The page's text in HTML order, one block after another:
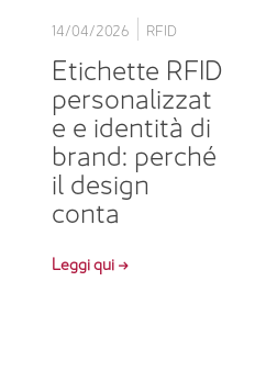
14/04/2026 RFID
Etichette RFID
personalizzat
e e identità di
brand: perché
il design
conta
Leggi qui →